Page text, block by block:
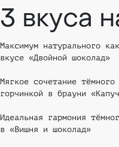
3 вкуса
Максимум натурального
вкусе «Двойной шоколад»
Мягкое сочетание
горчинкой в брауни
Идеальная гармония
в «Вишня и шоколад»